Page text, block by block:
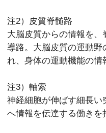
注2）皮質脊髄路
大脳皮質からの情報を
導路。大脳皮質の運動野
れ、身体の運動機能の情
注3）軸索
神経細胞が伸ばす細長い
へ情報を伝達する働きを